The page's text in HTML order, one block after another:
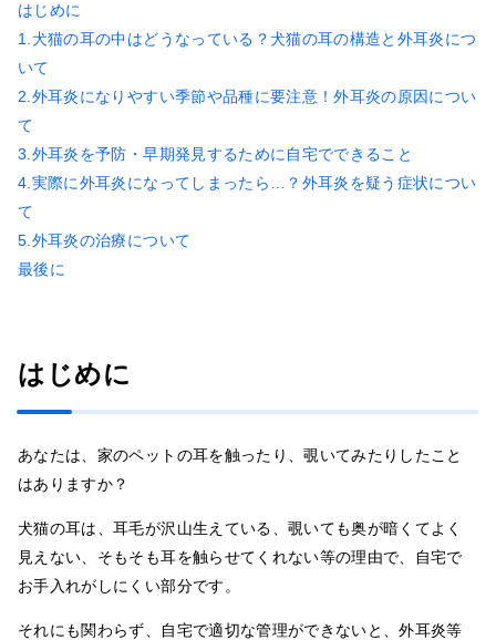
はじめに
1.犬猫の耳の中はどうなっている？犬猫の耳の構造と外耳炎につ
いて
2.外耳炎になりやすい季節や品種に要注意！外耳炎の原因につい
て
3.外耳炎を予防・早期発見するために自宅でできること
4.実際に外耳炎になってしまったら…？外耳炎を疑う症状につい
て
5.外耳炎の治療について
最後に
はじめに
あなたは、家のペットの耳を触ったり、覗いてみたりしたこと
はありますか？
犬猫の耳は、耳毛が沢山生えている、覗いても奥が暗くてよく
見えない、そもそも耳を触らせてくれない等の理由で、自宅で
お手入れがしにくい部分です。
それにも関わらず、自宅で適切な管理ができないと、外耳炎等